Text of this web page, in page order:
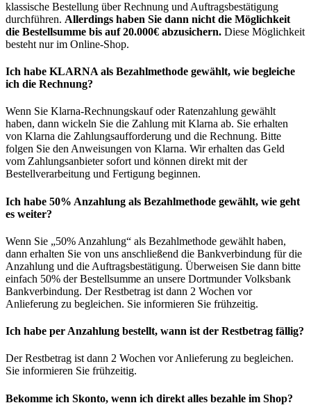
klassische Bestellung über Rechnung und Auftragsbestätigung
durchführen. Allerdings haben Sie dann nicht die Möglichkeit
die Bestellsumme bis auf 20.000€ abzusichern. Diese Möglichkeit
besteht nur im Online-Shop.
Ich habe KLARNA als Bezahlmethode gewählt, wie begleiche
ich die Rechnung?
Wenn Sie Klarna-Rechnungskauf oder Ratenzahlung gewählt
haben, dann wickeln Sie die Zahlung mit Klarna ab. Sie erhalten
von Klarna die Zahlungsaufforderung und die Rechnung. Bitte
folgen Sie den Anweisungen von Klarna. Wir erhalten das Geld
vom Zahlungsanbieter sofort und können direkt mit der
Bestellverarbeitung und Fertigung beginnen.
Ich habe 50% Anzahlung als Bezahlmethode gewählt, wie geht
es weiter?
Wenn Sie „50% Anzahlung“ als Bezahlmethode gewählt haben,
dann erhalten Sie von uns anschließend die Bankverbindung für die
Anzahlung und die Auftragsbestätigung. Überweisen Sie dann bitte
einfach 50% der Bestellsumme an unsere Dortmunder Volksbank
Bankverbindung. Der Restbetrag ist dann 2 Wochen vor
Anlieferung zu begleichen. Sie informieren Sie frühzeitig.
Ich habe per Anzahlung bestellt, wann ist der Restbetrag fällig?
Der Restbetrag ist dann 2 Wochen vor Anlieferung zu begleichen.
Sie informieren Sie frühzeitig.
Bekomme ich Skonto, wenn ich direkt alles bezahle im Shop?